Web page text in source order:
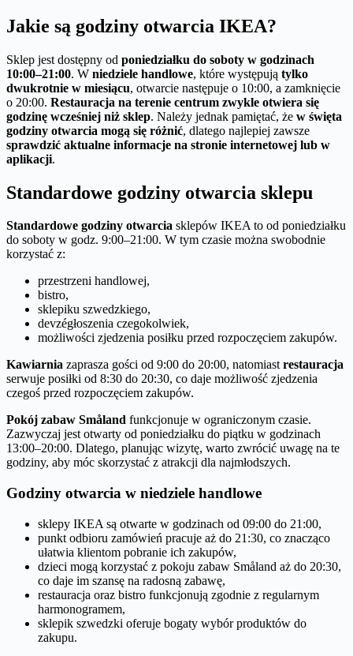
Jakie są godziny otwarcia IKEA?
Sklep jest dostępny od poniedziałku do soboty w godzinach
10:00–21:00. W niedziele handlowe, które występują tylko
dwukrotnie w miesiącu, otwarcie następuje o 10:00, a zamknięcie
o 20:00. Restauracja na terenie centrum zwykle otwiera się
godzinę wcześniej niż sklep. Należy jednak pamiętać, że w święta
godziny otwarcia mogą się różnić, dlatego najlepiej zawsze
sprawdzić aktualne informacje na stronie internetowej lub w
aplikacji.
Standardowe godziny otwarcia sklepu
Standardowe godziny otwarcia sklepów IKEA to od poniedziałku
do soboty w godz. 9:00–21:00. W tym czasie można swobodnie
korzystać z:
przestrzeni handlowej,
bistro,
sklepiku szwedzkiego,
devzégłoszenia czegokolwiek,
możliwości zjedzenia posiłku przed rozpoczęciem zakupów.
Kawiarnia zaprasza gości od 9:00 do 20:00, natomiastrestauracja
serwuje posiłki od 8:30 do 20:30, co daje możliwość zjedzenia
czegoś przed rozpoczęciem zakupów.
Pokój zabaw Småland funkcjonuje w ograniczonym czasie.
Zazwyczaj jest otwarty od poniedziałku do piątku w godzinach
13:00–20:00. Dlatego, planując wizytę, warto zwrócić uwagę na te
godziny, aby móc skorzystać z atrakcji dla najmłodszych.
Godziny otwarcia w niedziele handlowe
sklepy IKEA są otwarte w godzinach od 09:00 do 21:00,
punkt odbioru zamówień pracuje aż do 21:30, co znacząco
ułatwia klientom pobranie ich zakupów,
dzieci mogą korzystać z pokoju zabaw Småland aż do 20:30,
co daje im szansę na radosną zabawę,
restauracja oraz bistro funkcjonują zgodnie z regularnym
harmonogramem,
sklepik szwedzki oferuje bogaty wybór produktów do
zakupu.